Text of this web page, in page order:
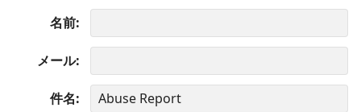
名前
メール
件名